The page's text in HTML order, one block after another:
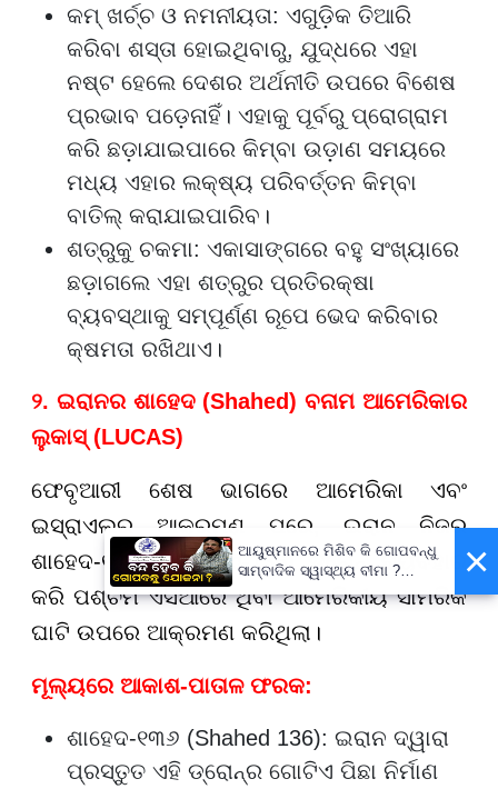
କମ୍ ଖର୍ଚ୍ଚ ଓ ନମନୀୟତା: ଏଗୁଡ଼ିକ ତିଆରି
କରିବା ଶସ୍ତା ହୋଇଥିବାରୁ, ଯୁଦ୍ଧରେ ଏହା
ନଷ୍ଟ ହେଲେ ଦେଶର ଅର୍ଥନୀତି ଉପରେ ବିଶେଷ
ପ୍ରଭାବ ପଡ଼େନାହିଁ। ଏହାକୁ ପୂର୍ବରୁ ପ୍ରୋଗ୍ରାମ
କରି ଛଡ଼ାଯାଇପାରେ କିମ୍ବା ଉଡ଼ାଣ ସମୟରେ
ମଧ୍ୟ ଏହାର ଲକ୍ଷ୍ୟ ପରିବର୍ତ୍ତନ କିମ୍ବା
ବାତିଲ୍ କରାଯାଇପାରିବ।
ଶତ୍ରୁକୁ ଚକମା: ଏକାସାଙ୍ଗରେ ବହୁ ସଂଖ୍ୟାରେ
ଛଡ଼ାଗଲେ ଏହା ଶତ୍ରୁର ପ୍ରତିରକ୍ଷା
ବ୍ୟବସ୍ଥାକୁ ସମ୍ପୂର୍ଣ୍ଣ ରୂପେ ଭେଦ କରିବାର
କ୍ଷମତା ରଖିଥାଏ।
୨. ଇରାନର ଶାହେଦ (Shahed) ବନାମ ଆମେରିକାର
ଲୁକାସ୍ (LUCAS)
ଫେବୃଆରୀ ଶେଷ ଭାଗରେ ଆମେରିକା ଏବଂ
ଇସ୍ରାଏଲର ଆକ୍ରମଣ ପରେ, ଇରାନ ନିଜର
ଶାହେଦ-୧୩୬ (Shahed-136) ଡ୍ରୋନ୍ ବ୍ୟବହାର
କରି ପଶ୍ଚିମ ଏସିଆରେ ଥିବା ଆମେରିକୀୟ ସାମରିକ
ଘାଟି ଉପରେ ଆକ୍ରମଣ କରିଥିଲା।
ମୂଲ୍ୟରେ ଆକାଶ-ପାତାଳ ଫରକ:
ଶାହେଦ-୧୩୬ (Shahed 136): ଇରାନ ଦ୍ୱାରା
ପ୍ରସ୍ତୁତ ଏହି ଡ୍ରୋନ୍ର ଗୋଟିଏ ପିଛା ନିର୍ମାଣ
×
ଆୟୁଷ୍ମାନରେ ମିଶିବ କି ଗୋପବନ୍ଧୁ
ସାମ୍ବାଦିକ ସ୍ୱାସ୍ଥ୍ୟ ବୀମା ?
ପ୍ରକ୍ରିୟା ଆରମ୍ଭ,
ସ୍ୱାସ୍ଥ୍ୟମନ୍ତ୍ରୀ କହିଲେ- ସରକାର
କରିବେ ତର୍ଜମା